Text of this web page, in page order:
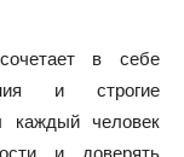
в себе
и строгие
каждый человек
и доверять